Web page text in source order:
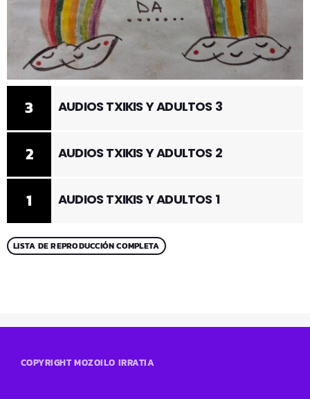
1 AUDIOS TXIKIS Y ADULTOS 1
2 AUDIOS TXIKIS Y ADULTOS 2
3 AUDIOS TXIKIS Y ADULTOS 3
LISTA DE REPRODUCCIÓN COMPLETA
COPYRIGHT MOZOILO IRRATIA